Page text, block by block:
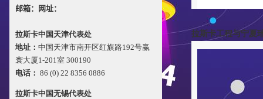
邮箱：
网址：
拉斯卡中国天津代表处
地址： 中国天津市南开区红旗路192号赢
寰大厦1-201室 300190
电话： 86 (0) 22 8356 0886
拉斯卡中国无锡代表处
拉斯卡工程与宁夏